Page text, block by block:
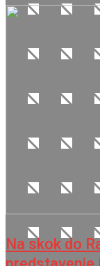
Na skok do